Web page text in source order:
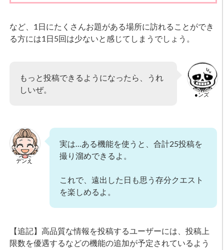
など、1日にたくさんお題がある場所に訪れることができ
る方には1日5回は少ないと感じてしまうでしょう。
●ンズ
もっと投稿できるようになったら、うれ
しいぜ。
デンえ
実は…ある機能を使うと、合計25投稿を
撮り溜めできるよ。
これで、遠出した日も思う存分クエスト
を楽しめるよ。
【追記】高品質な情報を投稿するユーザーには、投稿上
限数を優遇するなどの機能の追加が予定されているよう